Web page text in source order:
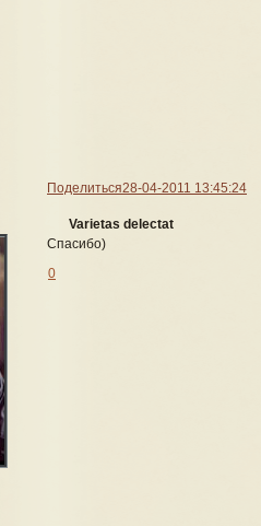
Поделиться28-04-2011 13:45:24
Varietas delectat
Спасибо)
0